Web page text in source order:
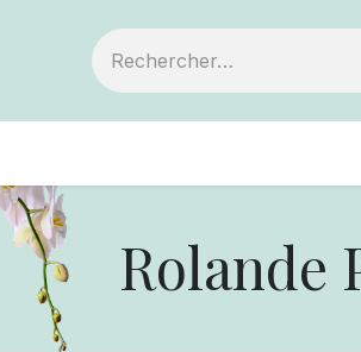
Rolande